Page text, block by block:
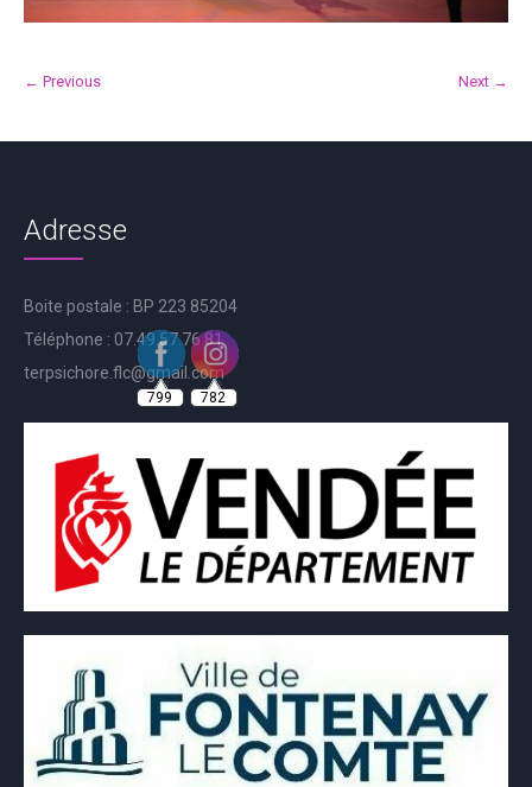
← Previous Next →
Adresse
Boite postale : BP 223 85204
Téléphone : 07.49.57.76.81
terpsichore.flc@gmail.com
799 782